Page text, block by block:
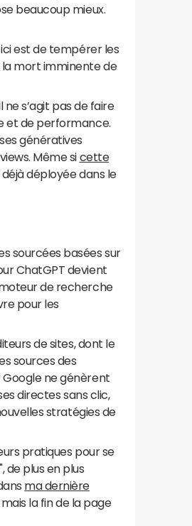
beaucoup mieux.
ici est de tempérer les
la mort imminente de
s’agit pas de faire
et de performance.
génératives
Même si cette
déjà déployée dans le
sourcées basées sur
ChatGPT devient
de recherche
pour les
de sites, dont le
sources des
Google ne génèrent
directes sans clic,
stratégies de
pratiques pour se
de plus en plus
ma dernière
la fin de la page